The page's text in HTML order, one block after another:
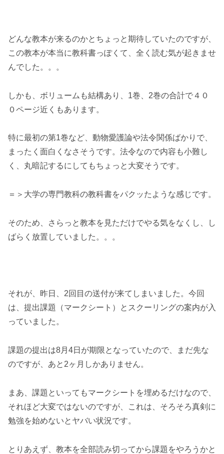
どんな教本が来るのかとちょっと期待していたのですが、
この教本が本当に教科書っぽくて、全く読む気が起きませ
んでした。。。
しかも、ボリュームも結構あり、1巻、2巻の合計で４０
０ページ近くもあります。
特に最初の第1巻など、動物愛護論や法令関係ばかりで、
まったく面白くなさそうです。法令なので内容も小難し
く、丸暗記するにしてもちょっと大変そうです。
＝＞大学の専門教科の教科書をパクッたような感じです。
そのため、さらっと教本を見ただけでやる気をなくし、し
ばらく放置していました。。。
それが、昨日、2回目の送付が来てしまいました。今回
は、提出課題（マークシート）とスクーリングの案内が入
っていました。
課題の提出は8月4日が期限となっていたので、まだ先な
のですが、あと2ヶ月しかありません。
まあ、課題といってもマークシートを埋めるだけなので、
それほど大変ではないのですが、これは、そろそろ真剣に
勉強を始めないとヤバい状況です。
とりあえず、教本を全部読み切ってから課題をやろうかと